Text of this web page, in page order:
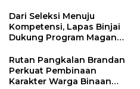
Dari Seleksi Menuju
Kompetensi, Lapas Binjai
Dukung Program Magang
Rutan Pangkalan Brandan
Perkuat Pembinaan
Karakter Warga Binaan